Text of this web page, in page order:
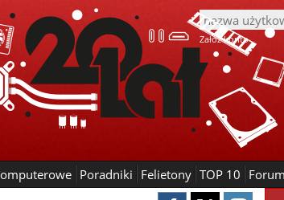
Załóż konto
Poradniki Felietony TOP 10